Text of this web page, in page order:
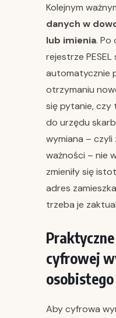
Kolejnym
danych w
lub imienia. Po
rejestrze
automatycznie
otrzymaniu
się pytanie, czy
do urzędu
wymiana – czyli
ważności – nie
zmieniły się
adres
trzeba je
cyfrowej
osobistego
Aby cyfrowa